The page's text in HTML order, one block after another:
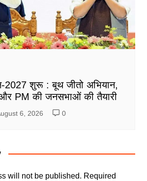
2027 शुरू : बूथ जीतो अभियान,
और PM की जनसभाओं की तैयारी
6, 2026 0
will not be published. Required